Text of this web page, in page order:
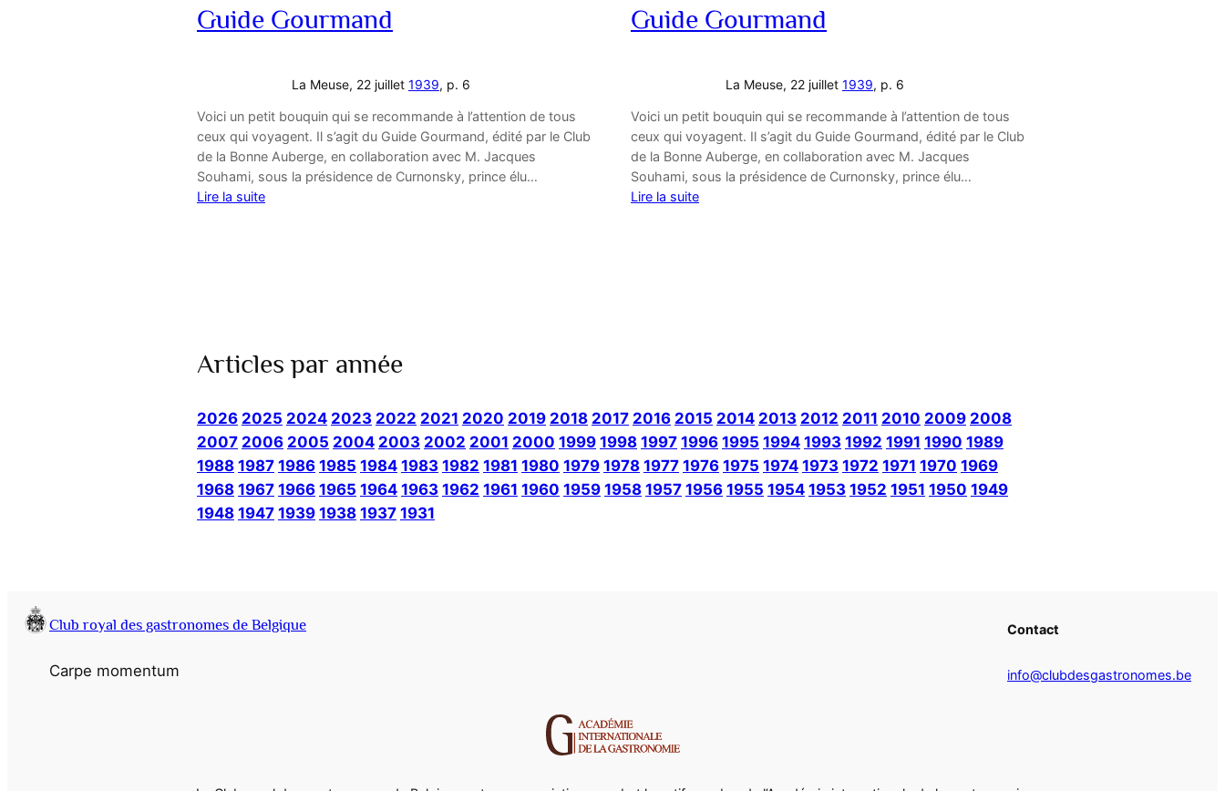
Guide Gourmand
La Meuse, 22 juillet 1939, p. 6
Voici un petit bouquin qui se recommande à l’attention de tous
ceux qui voyagent. Il s’agit du Guide Gourmand, édité par le Club
de la Bonne Auberge, en collaboration avec M. Jacques
Souhami, sous la présidence de Curnonsky, prince élu…
Lire la suite
Guide Gourmand
La Meuse, 22 juillet 1939, p. 6
Voici un petit bouquin qui se recommande à l’attention de tous
ceux qui voyagent. Il s’agit du Guide Gourmand, édité par le Club
de la Bonne Auberge, en collaboration avec M. Jacques
Souhami, sous la présidence de Curnonsky, prince élu…
Lire la suite
Articles par année
2026 2025 2024 2023 2022 2021 2020 2019 2018 2017 2016 2015 2014 2013 2012 2011 2010 2009 2008
2007 2006 2005 2004 2003 2002 2001 2000 1999 1998 1997 1996 1995 1994 1993 1992 1991 1990 1989
1988 1987 1986 1985 1984 1983 1982 1981 1980 1979 1978 1977 1976 1975 1974 1973 1972 1971 1970 1969
1968 1967 1966 1965 1964 1963 1962 1961 1960 1959 1958 1957 1956 1955 1954 1953 1952 1951 1950 1949
1948 1947 1939 1938 1937 1931
Club royal des gastronomes de Belgique
Carpe momentum
Contact
info@clubdesgastronomes.be